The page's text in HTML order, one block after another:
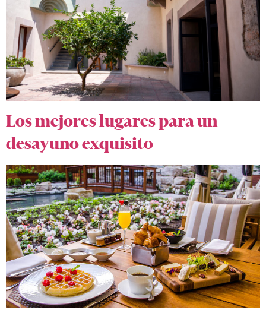
Los mejores lugares para un
desayuno exquisito